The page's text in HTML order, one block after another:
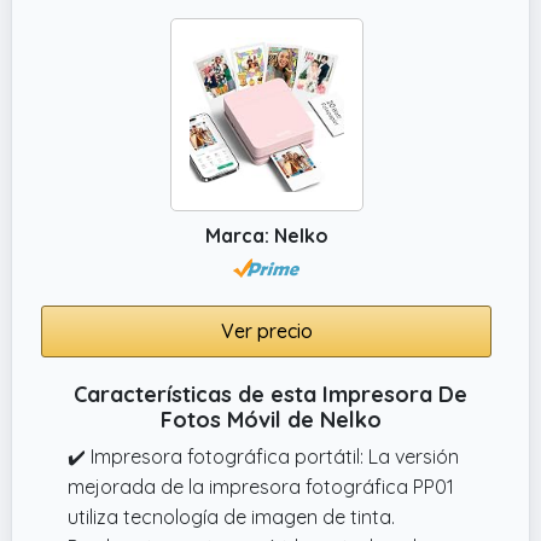
avanzada de inyección de tinta para lograr
una excelente claridad de impresión. Este
dispositivo genera imágenes nítidas y de alta
resolución con excelente precisión de color,
capturando detalles finos y tonos realistas.
Marca: Nelko
Ver precio
Características de esta Impresora De
Fotos Móvil de Nelko
✔️ Impresora fotográfica portátil: La versión
mejorada de la impresora fotográfica PP01
utiliza tecnología de imagen de tinta.